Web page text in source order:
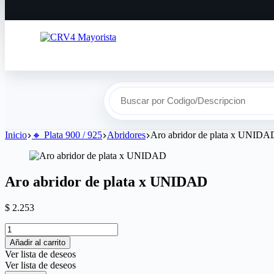
Buscar por Codigo/Descripcion
Inicio 🔸​ Plata 900 / 925 Abridores Aro abridor de plata x
Aro abridor de plata x UNIDAD
$ 2.253
Añadir al carrito
Ver lista de deseos
Ver lista de deseos